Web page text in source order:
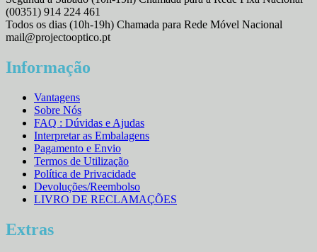
(00351) 914 224 461
Todos os dias (10h-19h) Chamada para Rede Móvel Nacional
mail@projectooptico.pt
Informação
Vantagens
Sobre Nós
FAQ : Dúvidas e Ajudas
Interpretar as Embalagens
Pagamento e Envio
Termos de Utilização
Política de Privacidade
Devoluções/Reembolso
LIVRO DE RECLAMAÇÕES
Extras